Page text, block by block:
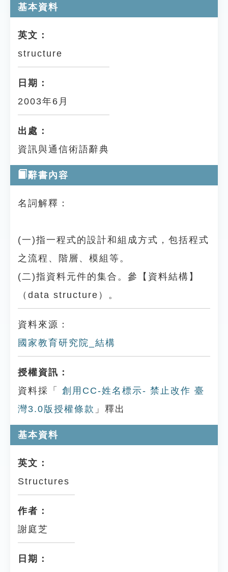
基本資料
英文：
structure
日期：
2003年6月
出處：
資訊與通信術語辭典
辭書內容
名詞解釋：
(一)指一程式的設計和組成方式，包括程式
之流程、階層、模組等。
(二)指資料元件的集合。參【資料結構】
（data structure）。
資料來源：
國家教育研究院_結構
授權資訊：
資料採「
創用CC-姓名標示- 禁止改作 臺
灣3.0版授權條款 」釋出
基本資料
英文：
Structures
作者：
謝庭芝
日期：